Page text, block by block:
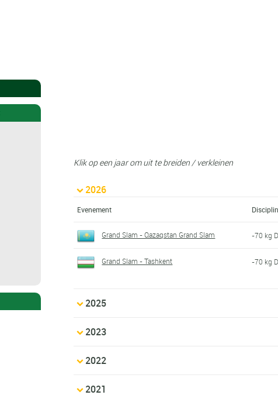
Klik op een jaar om uit te breiden / verkleinen
2026
Evenement
Grand Slam - Qazaqstan Grand Slam -70 kg
Grand Slam - Tashkent -70 kg
2025
2023
2022
2021